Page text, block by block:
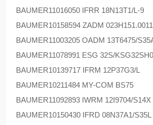
BAUMER11016050 IFRR 18N13T1/L-9
BAUMER10158594 ZADM 023H151.0011
BAUMER11003205 OADM 13T6475/
BAUMER11078991 ESG 32S/
BAUMER10139717 IFRM 12P37G3/L
BAUMER10211484 MY-COM BS75
BAUMER11092893 IWRM 12I9704/S14X
BAUMER10150430 IFRD 08N37A1/S35L